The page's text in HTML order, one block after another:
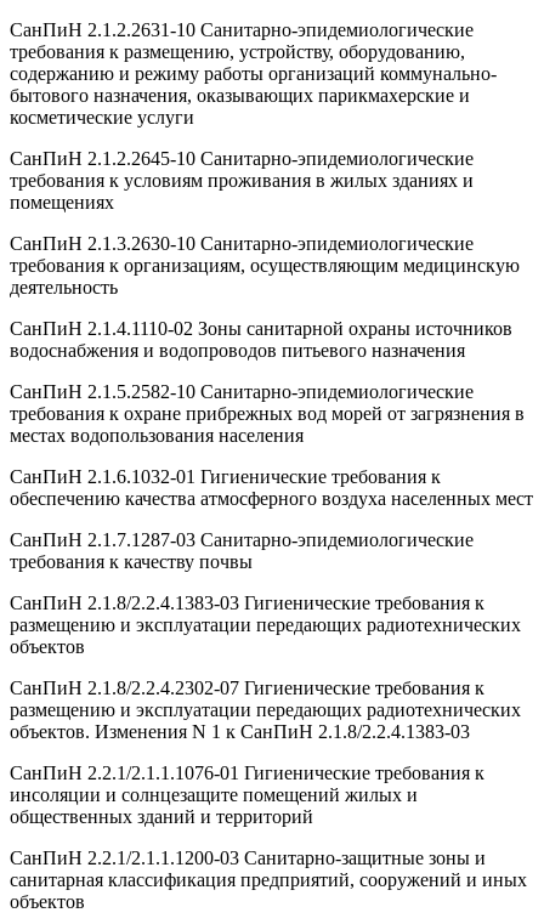
СанПиН 2.1.2.2631-10 Санитарно-эпидемиологические
требования к размещению, устройству, оборудованию,
содержанию и режиму работы организаций коммунально-
бытового назначения, оказывающих парикмахерские и
косметические услуги
СанПиН 2.1.2.2645-10 Санитарно-эпидемиологические
требования к условиям проживания в жилых зданиях и
помещениях
СанПиН 2.1.3.2630-10 Санитарно-эпидемиологические
требования к организациям, осуществляющим медицинскую
деятельность
СанПиН 2.1.4.1110-02 Зоны санитарной охраны источников
водоснабжения и водопроводов питьевого назначения
СанПиН 2.1.5.2582-10 Санитарно-эпидемиологические
требования к охране прибрежных вод морей от загрязнения в
местах водопользования населения
СанПиН 2.1.6.1032-01 Гигиенические требования к
обеспечению качества атмосферного воздуха населенных мест
СанПиН 2.1.7.1287-03 Санитарно-эпидемиологические
требования к качеству почвы
СанПиН 2.1.8/2.2.4.1383-03 Гигиенические требования к
размещению и эксплуатации передающих радиотехнических
объектов
СанПиН 2.1.8/2.2.4.2302-07 Гигиенические требования к
размещению и эксплуатации передающих радиотехнических
объектов. Изменения N 1 к СанПиН 2.1.8/2.2.4.1383-03
СанПиН 2.2.1/2.1.1.1076-01 Гигиенические требования к
инсоляции и солнцезащите помещений жилых и
общественных зданий и территорий
СанПиН 2.2.1/2.1.1.1200-03 Санитарно-защитные зоны и
санитарная классификация предприятий, сооружений и иных
объектов